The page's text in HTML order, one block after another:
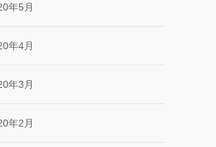
年5月
年4月
年3月
年2月